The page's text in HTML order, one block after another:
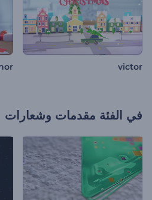
victor
في الفئة مقدمات وشعارات